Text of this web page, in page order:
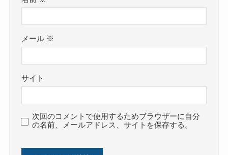
メール ※
サイト
次回のコメントで使用するためブラウザーに自分
の名前、メールアドレス、サイトを保存する。